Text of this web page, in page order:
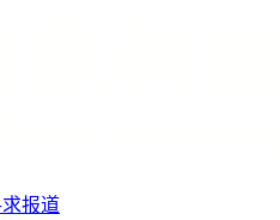
报道